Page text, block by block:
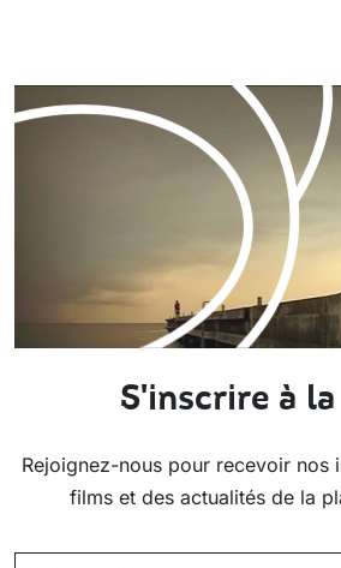
S'inscrire à
Rejoignez-nous pour recevoir nos
films et des actualités de la
EMAIL